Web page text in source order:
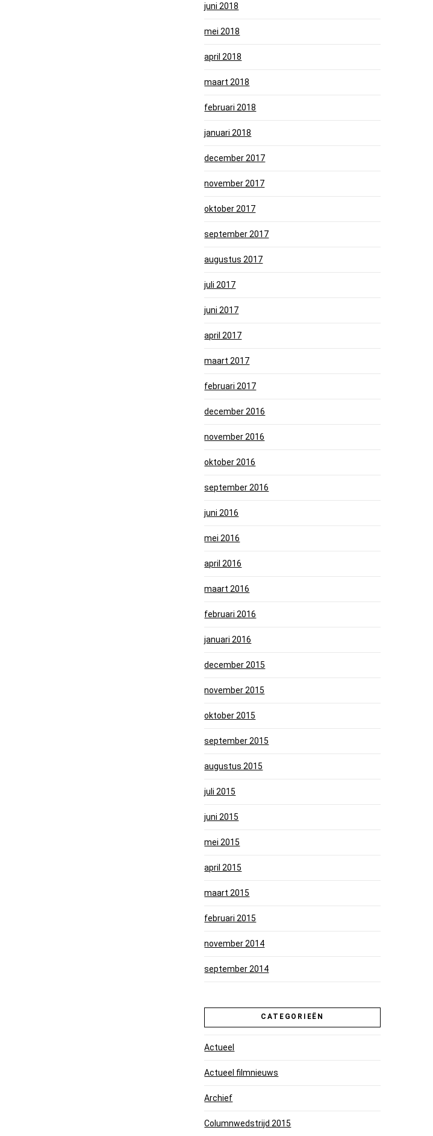
juni 2018
mei 2018
april 2018
maart 2018
februari 2018
januari 2018
december 2017
november 2017
oktober 2017
september 2017
augustus 2017
juli 2017
juni 2017
april 2017
maart 2017
februari 2017
december 2016
november 2016
oktober 2016
september 2016
juni 2016
mei 2016
april 2016
maart 2016
februari 2016
januari 2016
december 2015
november 2015
oktober 2015
september 2015
augustus 2015
juli 2015
juni 2015
mei 2015
april 2015
maart 2015
februari 2015
november 2014
september 2014
CATEGORIEËN
Actueel
Actueel filmnieuws
Archief
Columnwedstrijd 2015